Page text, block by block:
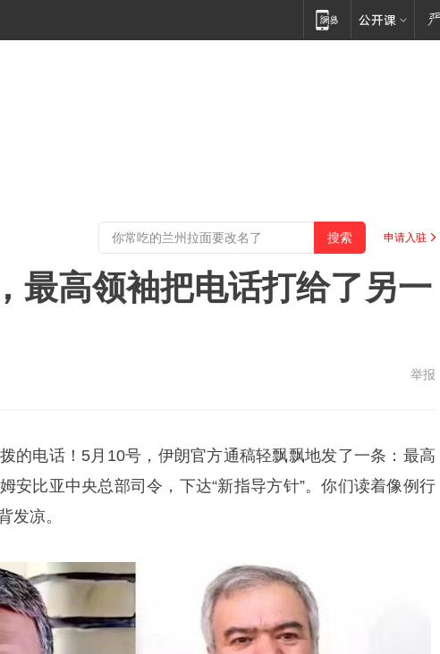
申请入驻
最高领袖把电话打给了另一
举报
的电话！5月10号，伊朗官方通稿轻飘飘地发了一条：最高
安比亚中央总部司令，下达“新指导方针”。你们读着像例行
发凉。